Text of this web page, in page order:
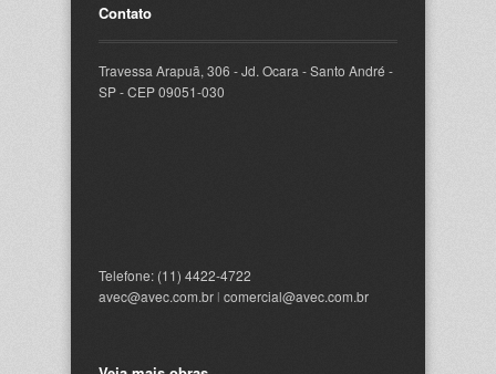
Contato
Travessa Arapuã, 306 - Jd. Ocara - Santo André -
SP - CEP 09051-030
Telefone: (11) 4422-4722
avec@avec.com.br l comercial@avec.com.br